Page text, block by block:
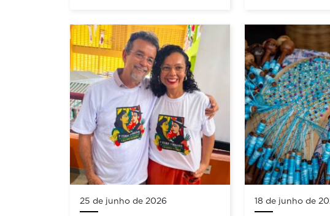
25 de junho de 2026 18 de junho de